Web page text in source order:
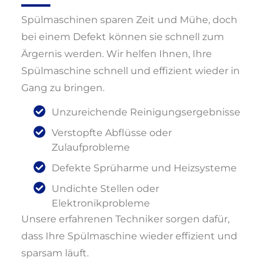
Spülmaschinen sparen Zeit und Mühe, doch
bei einem Defekt können sie schnell zum
Ärgernis werden. Wir helfen Ihnen, Ihre
Spülmaschine schnell und effizient wieder in
Gang zu bringen.
Unzureichende Reinigungsergebnisse
Verstopfte Abflüsse oder
Zulaufprobleme
Defekte Sprüharme und Heizsysteme
Undichte Stellen oder
Elektronikprobleme
Unsere erfahrenen Techniker sorgen dafür,
dass Ihre Spülmaschine wieder effizient und
sparsam läuft.